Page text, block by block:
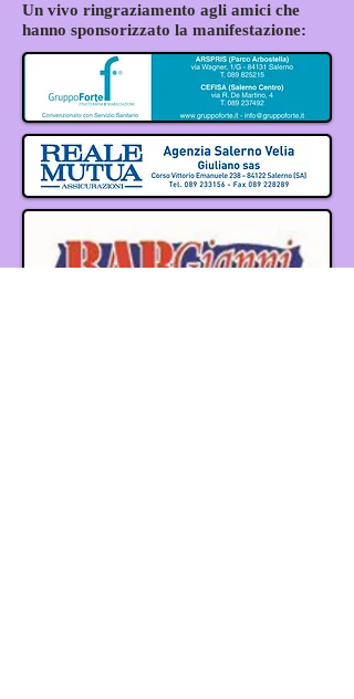
Un vivo ringraziamento agli amici che
hanno sponsorizzato la manifestazione: